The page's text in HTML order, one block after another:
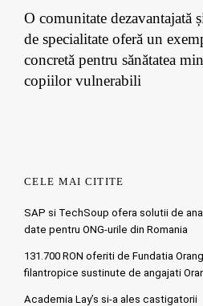
O comunitate dezavantajată
de specialitate oferă un
concretă pentru sănătatea
copiilor vulnerabili
CELE MAI CITITE
SAP si TechSoup ofera solutii de
date pentru ONG-urile din Romania
131.700 RON oferiti de Fundatia
filantropice sustinute de angajati
Academia Lay’s si-a ales castigatorii